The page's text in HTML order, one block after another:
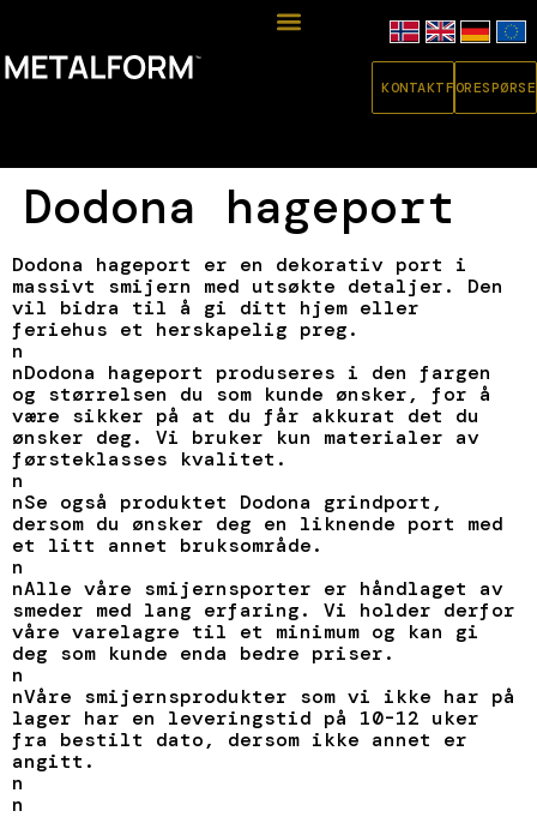
KONTAKT
Dodona hageport
Dodona hageport er en dekorativ port i
massivt smijern med utsøkte detaljer. Den
vil bidra til å gi ditt hjem eller
feriehus et herskapelig preg.
n
nDodona hageport produseres i den fargen
og størrelsen du som kunde ønsker, for å
være sikker på at du får akkurat det du
ønsker deg. Vi bruker kun materialer av
førsteklasses kvalitet.
n
nSe også produktet Dodona grindport,
dersom du ønsker deg en liknende port med
et litt annet bruksområde.
n
nAlle våre smijernsporter er håndlaget av
smeder med lang erfaring. Vi holder derfor
våre varelagre til et minimum og kan gi
deg som kunde enda bedre priser.
n
nVåre smijernsprodukter som vi ikke har på
lager har en leveringstid på 10-12 uker
fra bestilt dato, dersom ikke annet er
angitt.
n
n